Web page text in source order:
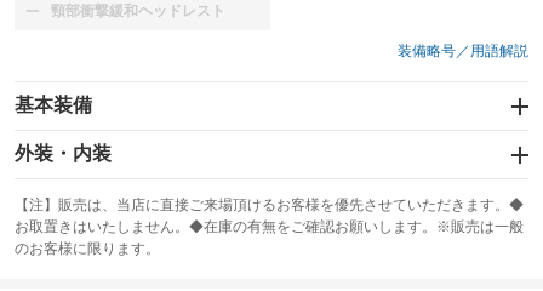
頸部衝撃緩和ヘッドレスト
：装備なし
装備略号／用語解説
基本装備
エアバッグ：運転席/助手席/サイド
：装備あり
：装備なし
サンルーフ
：装備あり ABS
外装・内装
カーナビ：メモリーナビ他
：装備あり
TV：フルセグ
：装備あり
【注】販売は、当店に直接ご来場頂けるお客様を優先させていただきます。◆
お取置きはいたしません。◆在庫の有無をご確認お願いします。※販売は一般
のお客様に限ります。